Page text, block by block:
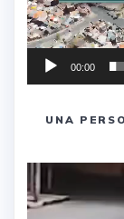
00:00
UNA